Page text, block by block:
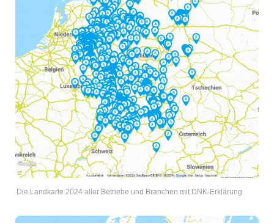
Die Landkarte 2024 aller Betriebe und Branchen mit DNK-Erklärung